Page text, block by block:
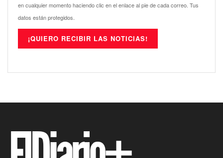
en cualquier momento haciendo clic en el enlace al pie de cada correo. Tus
datos están protegidos.